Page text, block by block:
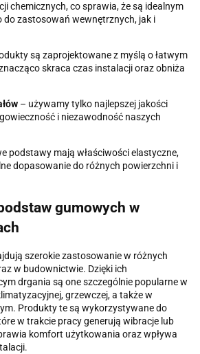
chemicznych, co sprawia, że są idealnym
do zastosowań wewnętrznych, jak i
są zaprojektowane z myślą o łatwym
skraca czas instalacji oraz obniża
– używamy tylko najlepszej jakości
i niezawodność naszych
podstawy mają właściwości elastyczne,
dopasowanie do różnych powierzchni i
gumowych w
szerokie zastosowanie w różnych
w budownictwie. Dzięki ich
drgania są one szczególnie popularne w
grzewczej, a także w
Produkty te są wykorzystywane do
w trakcie pracy generują wibracje lub
komfort użytkowania oraz wpływa